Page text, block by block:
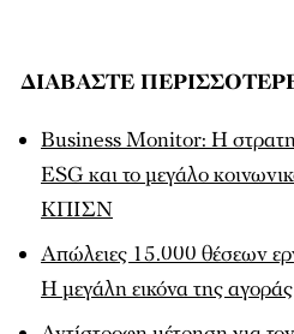
ΔΙΑΒΑΣΤΕ
Business Monitor: Η
ESG και το μεγάλο
ΚΠΙΣΝ
Απώλειες 15.000 θέσεων
Η μεγάλη εικόνα της αγοράς